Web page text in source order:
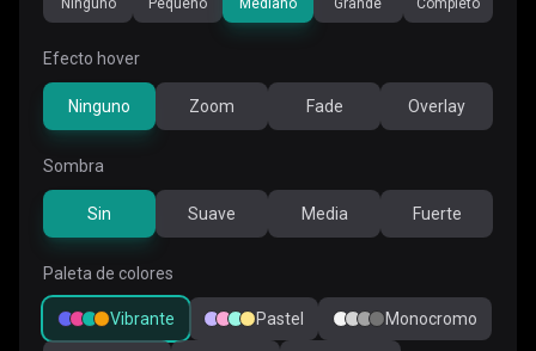
Ninguno Pequeno Mediano Grande Completo
Efecto hover
Ninguno Zoom Fade Overlay
Sombra
Sin Suave Media Fuerte
Paleta de colores
Vibrante Pastel Monocromo